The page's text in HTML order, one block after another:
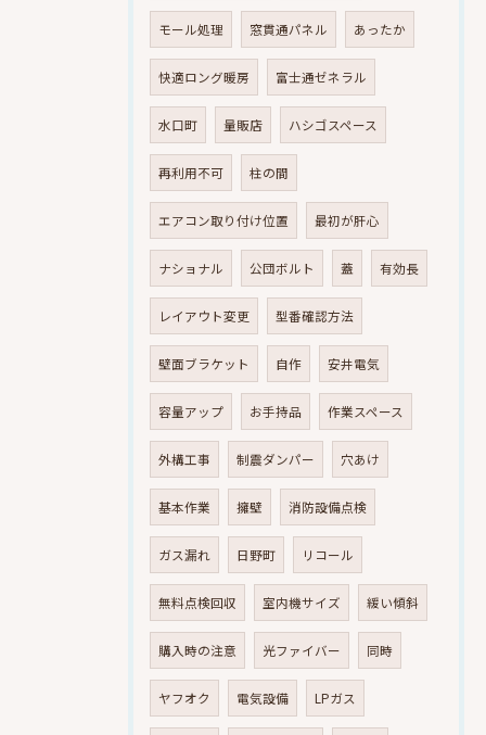
モール処理 窓貫通パネル あったか
快適ロング暖房 富士通ゼネラル
水口町 量販店 ハシゴスペース
再利用不可 柱の間
エアコン取り付け位置 最初が肝心
ナショナル 公団ボルト 蓋 有効長
レイアウト変更 型番確認方法
壁面ブラケット 自作 安井電気
容量アップ お手持品 作業スペース
外構工事 制震ダンパー 穴あけ
基本作業 擁壁 消防設備点検
ガス漏れ 日野町 リコール
無料点検回収 室内機サイズ 緩い傾斜
購入時の注意 光ファイバー 同時
ヤフオク 電気設備 LPガス